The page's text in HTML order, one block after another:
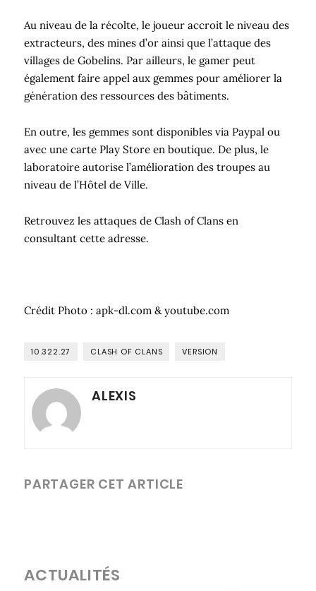
Au niveau de la récolte, le joueur accroit le niveau des
extracteurs, des mines d’or ainsi que l’attaque des
villages de Gobelins. Par ailleurs, le gamer peut
également faire appel aux gemmes pour améliorer la
génération des ressources des bâtiments.
En outre, les gemmes sont disponibles via Paypal ou
avec une carte Play Store en boutique. De plus, le
laboratoire autorise l’amélioration des troupes au
niveau de l’Hôtel de Ville.
Retrouvez les attaques de Clash of Clans en
consultant cette adresse.
Crédit Photo : apk-dl.com & youtube.com
10.322.27 CLASH OF CLANS VERSION
ALEXIS
PARTAGER CET ARTICLE
ACTUALITÉS